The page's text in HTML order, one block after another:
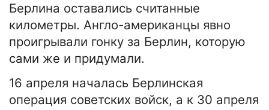
Берлина оставались считанные
километры. Англо-американцы явно
проигрывали гонку за Берлин, которую
сами же и придумали.
16 апреля началась Берлинская
операция советских войск, а к 30 апреля